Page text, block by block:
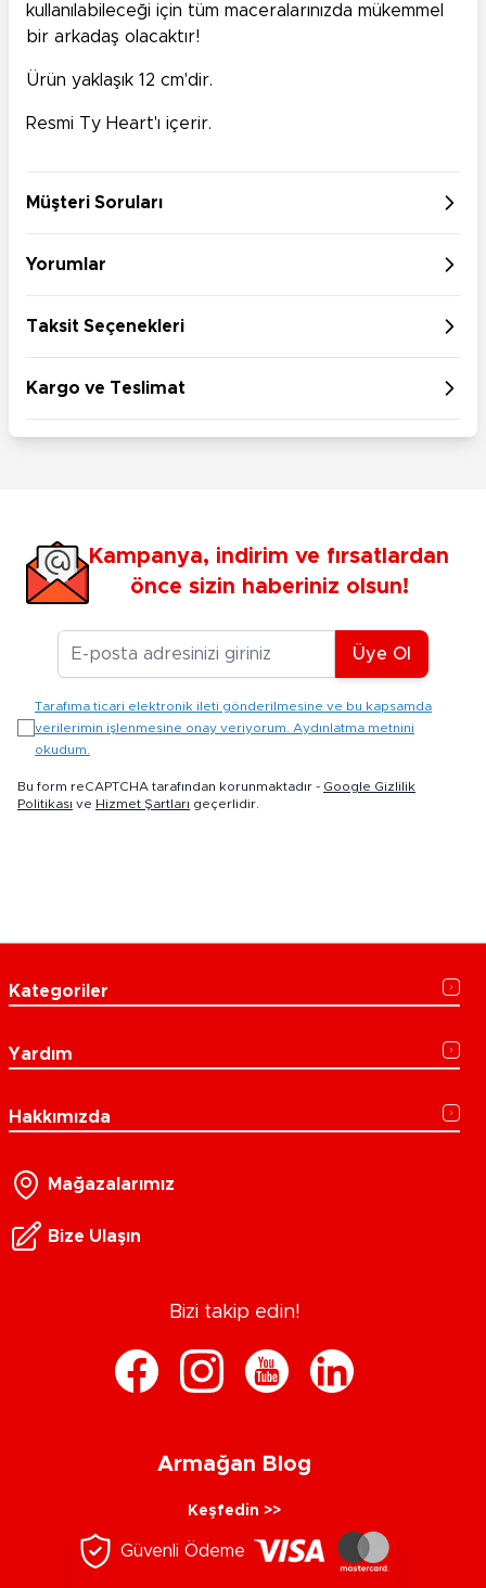
kullanılabileceği için tüm maceralarınızda mükemmel
bir arkadaş olacaktır!
Ürün yaklaşık 12 cm'dir.
Resmi Ty Heart'ı içerir.
Müşteri Soruları
Yorumlar
Taksit Seçenekleri
Kargo ve Teslimat
Kampanya, indirim ve fırsatlardan
önce sizin haberiniz olsun!
E-posta Adresiniz
Üye Ol
Tarafıma ticari elektronik ileti gönderilmesine ve bu kapsamda
verilerimin işlenmesine onay veriyorum. Aydınlatma metnini
okudum.
Bu form reCAPTCHA tarafından korunmaktadır - Google Gizlilik
Politikası ve Hizmet Şartları geçerlidir.
Kategoriler
Yardım
Hakkımızda
Mağazalarımız
Bize Ulaşın
Bizi takip edin!
Armağan Blog
Keşfedin >>
Güvenli Ödeme